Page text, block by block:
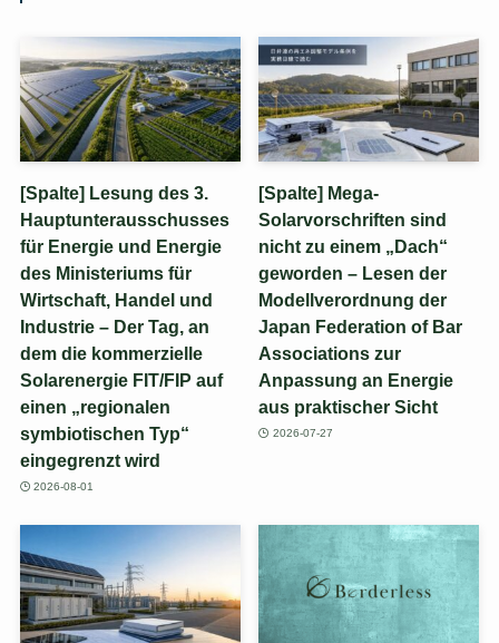
[Spalte] Lesung des 3.
Hauptunterausschusses
für Energie und Energie
des Ministeriums für
Wirtschaft, Handel und
Industrie – Der Tag, an
dem die kommerzielle
Solarenergie FIT/FIP auf
einen „regionalen
symbiotischen Typ“
eingegrenzt wird
2026-08-01
[Spalte] Mega-
Solarvorschriften sind
nicht zu einem „Dach“
geworden – Lesen der
Modellverordnung der
Japan Federation of Bar
Associations zur
Anpassung an Energie
aus praktischer Sicht
2026-07-27